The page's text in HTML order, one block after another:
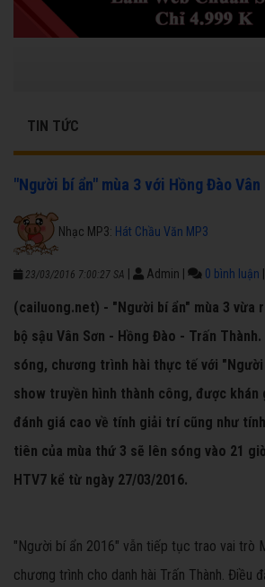
TIN TỨC
"Người bí ẩn" mùa 3 với Hồng Đào Vân
Nhạc MP3: Hát Chầu Văn MP3
23/03/2016 7:00:27 SA Admin 0 bình luận
(cailuong.net) - "Người bí ẩn" mùa 3 vừa
bộ sậu Vân Sơn - Hồng Đào - Trấn
sóng, chương trình hài thực tế với
show truyền hình thành công, được khán
đánh giá cao về tính giải trí cũng như
tiên của mùa thứ 3 sẽ lên sóng vào 21
HTV7 kể từ ngày 27/03/2016.
"Người bí ẩn 2016" vẫn tiếp tục trao vai trò
chương trình cho danh hài Trấn Thành. Điều